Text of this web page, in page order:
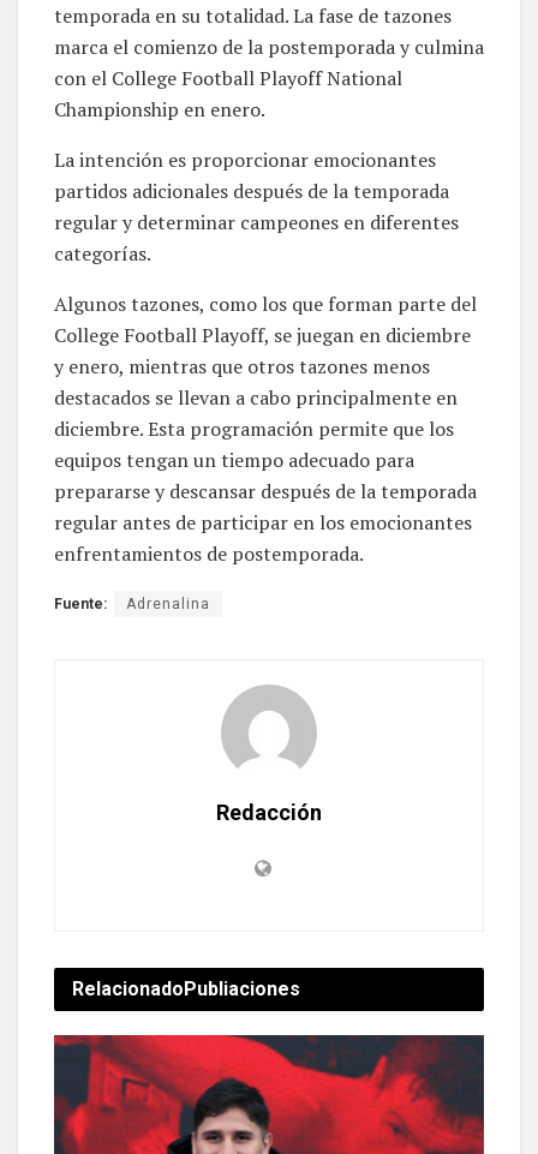
temporada en su totalidad. La fase de tazones
marca el comienzo de la postemporada y culmina
con el College Football Playoff National
Championship en enero.
La intención es proporcionar emocionantes
partidos adicionales después de la temporada
regular y determinar campeones en diferentes
categorías.
Algunos tazones, como los que forman parte del
College Football Playoff, se juegan en diciembre
y enero, mientras que otros tazones menos
destacados se llevan a cabo principalmente en
diciembre. Esta programación permite que los
equipos tengan un tiempo adecuado para
prepararse y descansar después de la temporada
regular antes de participar en los emocionantes
enfrentamientos de postemporada.
Fuente: Adrenalina
Redacción
RelacionadoPubliaciones